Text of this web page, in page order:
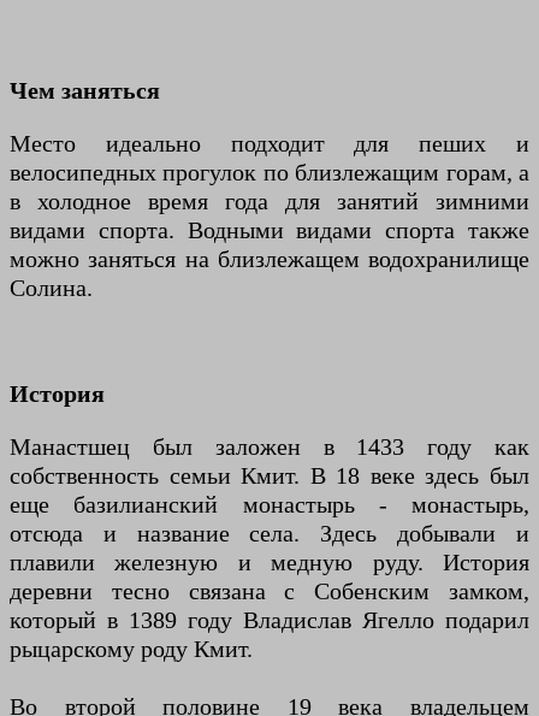
Чем заняться
Место идеально подходит для пеших и
велосипедных прогулок по близлежащим горам, а
в холодное время года для занятий зимними
видами спорта. Водными видами спорта также
можно заняться на близлежащем водохранилище
Солина.
История
Манастшец был заложен в 1433 году как
собственность семьи Кмит. В 18 веке здесь был
еще базилианский монастырь - монастырь,
отсюда и название села. Здесь добывали и
плавили железную и медную руду. История
деревни тесно связана с Собенским замком,
который в 1389 году Владислав Ягелло подарил
рыцарскому роду Кмит.
Во второй половине 19 века владельцем